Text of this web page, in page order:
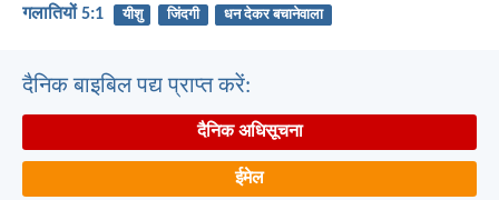
गलातियों 5:1 यीशु जिंदगी धन देकर बचानेवाला
दैनिक बाइबिल पद्य प्राप्त करें:
दैनिक अधिसूचना
ईमेल